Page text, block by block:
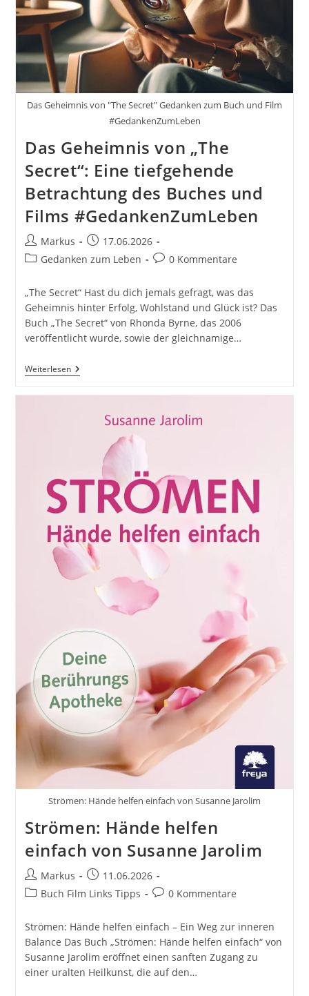
Das Geheimnis von "The Secret" Gedanken zum Buch und Film
#GedankenZumLeben
Das Geheimnis von „The
Secret“: Eine tiefgehende
Betrachtung des Buches und
Films #GedankenZumLeben
Beitrags-
Autor:
Markus
Beitrag
veröffentlicht:
17.06.2026
Beitrags-
Gedanken zum Leben
Beitrags-
0 Kommentare
„The Secret“ Hast du dich jemals gefragt, was das
Geheimnis hinter Erfolg, Wohlstand und Glück ist? Das
Buch „The Secret“ von Rhonda Byrne, das 2006
veröffentlicht wurde, sowie der gleichnamige…
WeiterlesenDas
Geheimnis
Secret“:
Tiefgehende
Betrachtung
Buches
Und
#GedankenZumLeben
Strömen: Hände helfen einfach von Susanne Jarolim
Strömen: Hände helfen
einfach von Susanne Jarolim
Beitrags-
Autor:
Markus
Beitrag
veröffentlicht:
11.06.2026
Beitrags-
Buch Film Links Tipps
Beitrags-
0 Kommentare
Strömen: Hände helfen einfach – Ein Weg zur inneren
Balance Das Buch „Strömen: Hände helfen einfach“ von
Susanne Jarolim eröffnet einen sanften Zugang zu
einer uralten Heilkunst, die auf den…